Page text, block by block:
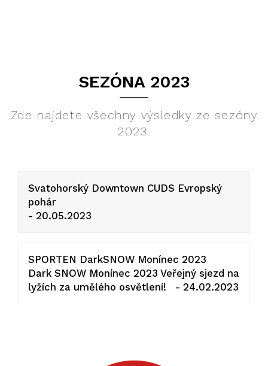
SEZÓNA 2023
Zde najdete všechny výsledky ze sezóny
2023.
Svatohorský Downtown CUDS Evropský
pohár
- 20.05.2023
SPORTEN DarkSNOW Monínec 2023
Dark SNOW Monínec 2023 Veřejný sjezd na
lyžích za umělého osvětlení! - 24.02.2023